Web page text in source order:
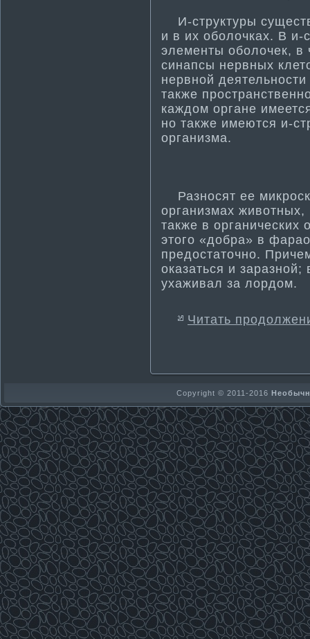
И-структуры
и в их оболочках. В и-
элементы оболочек, в
синапсы нервных
нервной
также
каждом органе
но также имеются и-
организма­.
Разносят ее
организма­х
также в органических
этого «добра» в
предостаточно.
оказаться и
ухаживал за лордом.
Читать
Copyright © 2011-2016